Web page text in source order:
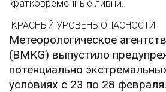
кратковременные ливни.
КРАСНЫЙ УРОВЕНЬ ОПАСНОСТИ
Метеорологическое
(BMKG) выпустило
потенциально
условиях с 23 по 28 февраля.